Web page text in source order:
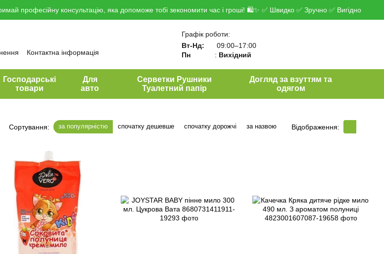
професійну консультацію, яка допоможе тобі зекономити час і гроші! 🛍✨ ✅ Швидко ✅ Зручно ✅ Вигідно
Контактна інформація
Графік роботи:
Вт-Нд:
09:00–17:00
Пн
: Вихідний
Господарські
товари
Для
авто
Серветки Рушники
Туалетний папір
Догляд за взуттям та
одягом
Сортування: за популярністю спочатку дешевше спочатку дорожчі за назвою Відображення: